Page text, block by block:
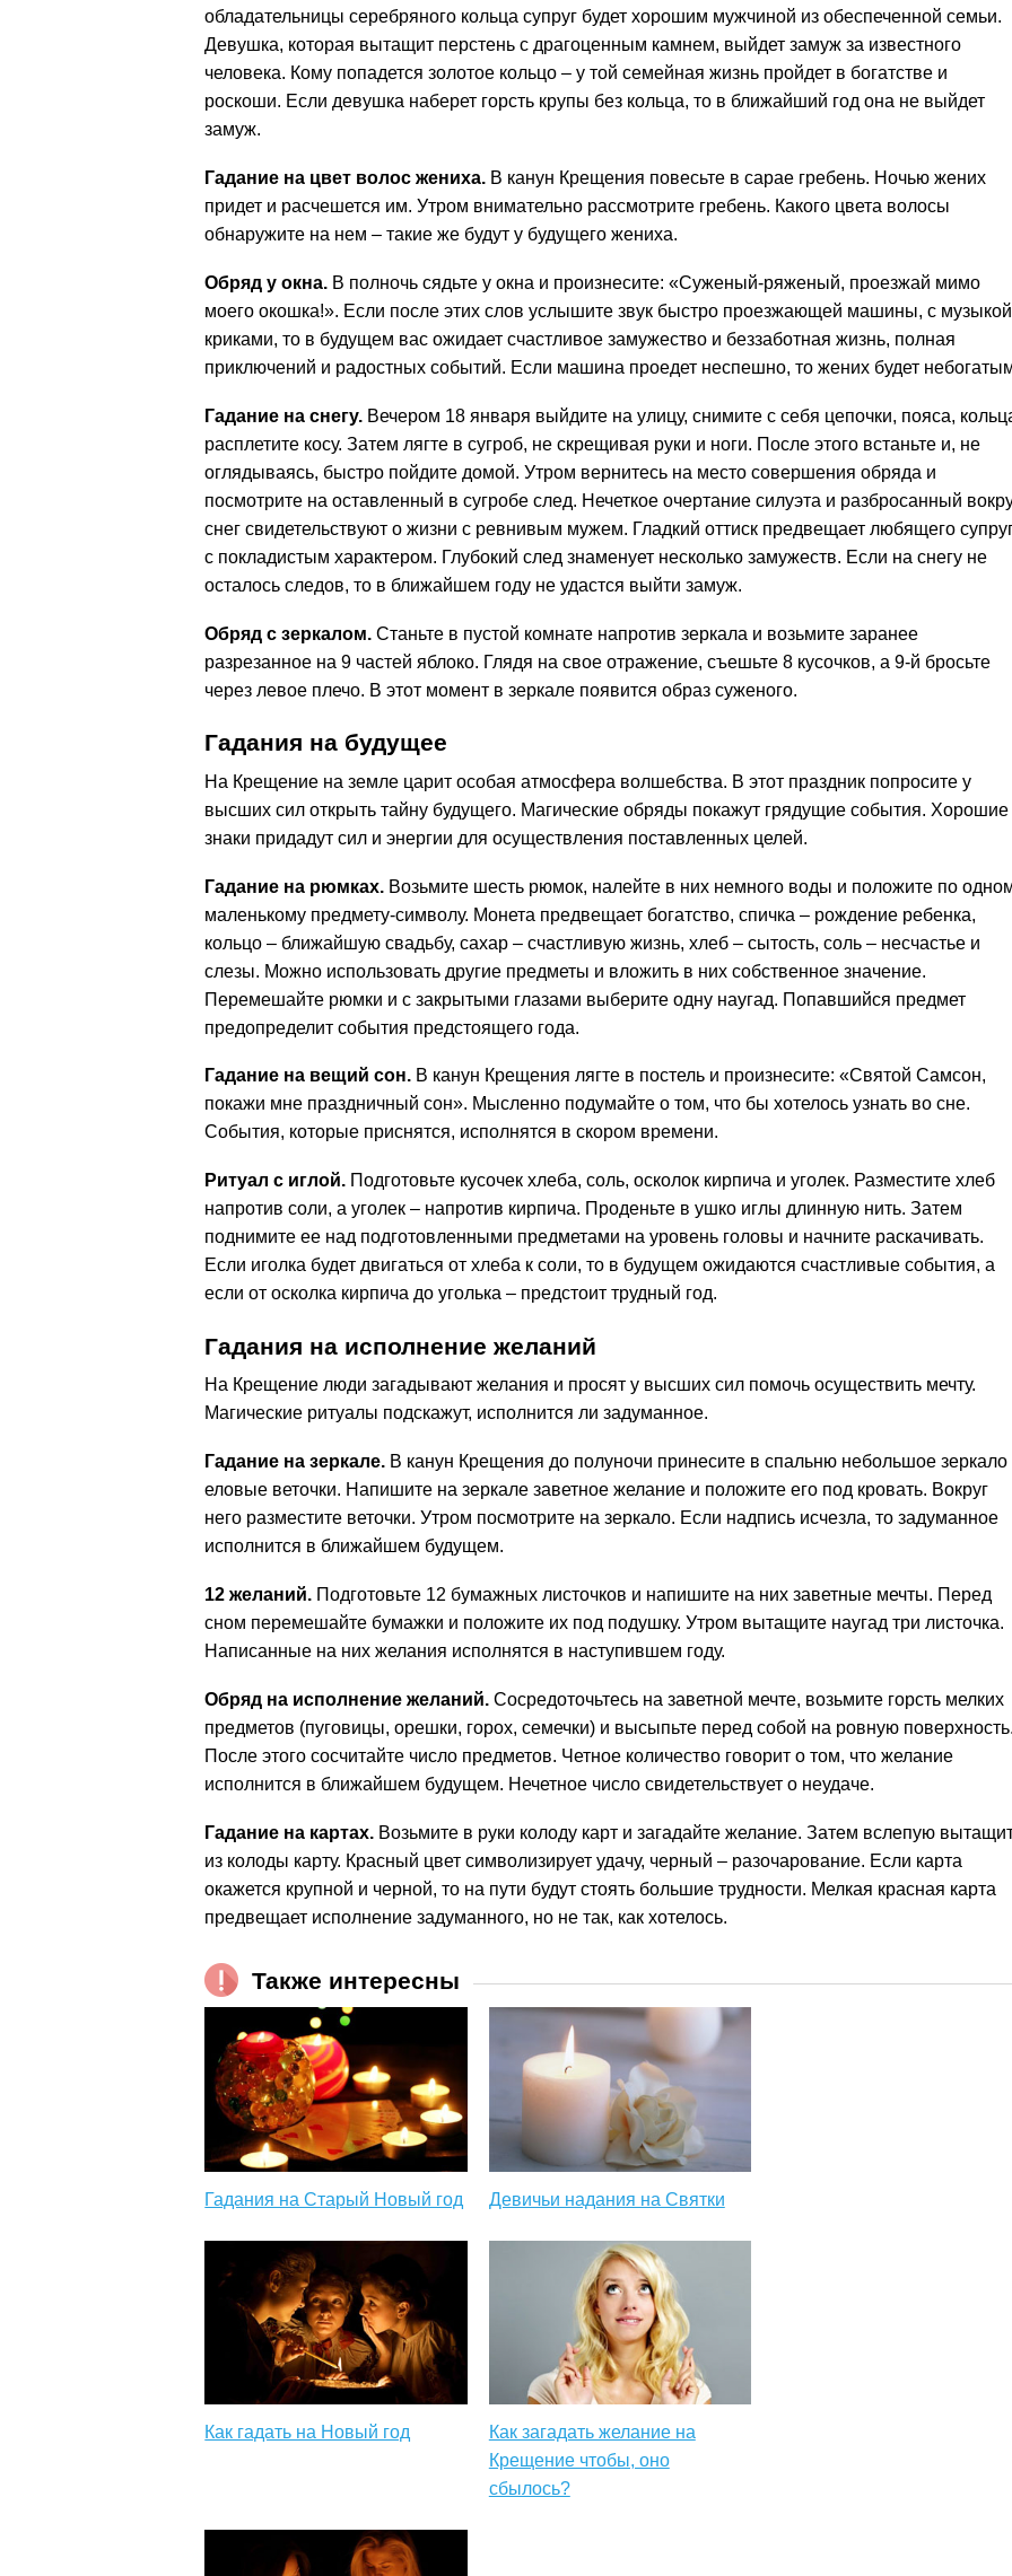
обладательницы серебряного кольца супруг будет хорошим мужчиной из обеспеченной семьи.
Девушка, которая вытащит перстень с драгоценным камнем, выйдет замуж за известного
человека. Кому попадется золотое кольцо – у той семейная жизнь пройдет в богатстве и
роскоши. Если девушка наберет горсть крупы без кольца, то в ближайший год она не выйдет
замуж.
Гадание на цвет волос жениха. В канун Крещения повесьте в сарае гребень. Ночью жених
придет и расчешется им. Утром внимательно рассмотрите гребень. Какого цвета волосы
обнаружите на нем – такие же будут у будущего жениха.
Обряд у окна. В полночь сядьте у окна и произнесите: «Суженый-ряженый, проезжай мимо
моего окошка!». Если после этих слов услышите звук быстро проезжающей машины, с
криками, то в будущем вас ожидает счастливое замужество и беззаботная жизнь, полная
приключений и радостных событий. Если машина проедет неспешно, то жених будет
Гадание на снегу. Вечером 18 января выйдите на улицу, снимите с себя цепочки, пояса,
расплетите косу. Затем лягте в сугроб, не скрещивая руки и ноги. После этого встаньте и, не
оглядываясь, быстро пойдите домой. Утром вернитесь на место совершения обряда и
посмотрите на оставленный в сугробе след. Нечеткое очертание силуэта и разбросанный
снег свидетельствуют о жизни с ревнивым мужем. Гладкий оттиск предвещает любящего
с покладистым характером. Глубокий след знаменует несколько замужеств. Если на снегу не
осталось следов, то в ближайшем году не удастся выйти замуж.
Обряд с зеркалом. Станьте в пустой комнате напротив зеркала и возьмите заранее
разрезанное на 9 частей яблоко. Глядя на свое отражение, съешьте 8 кусочков, а 9-й бросьте
через левое плечо. В этот момент в зеркале появится образ суженого.
Гадания на будущее
На Крещение на земле царит особая атмосфера волшебства. В этот праздник попросите у
высших сил открыть тайну будущего. Магические обряды покажут грядущие события. Хорошие
знаки придадут сил и энергии для осуществления поставленных целей.
Гадание на рюмках. Возьмите шесть рюмок, налейте в них немного воды и положите по
маленькому предмету-символу. Монета предвещает богатство, спичка – рождение ребенка,
кольцо – ближайшую свадьбу, сахар – счастливую жизнь, хлеб – сытость, соль – несчастье и
слезы. Можно использовать другие предметы и вложить в них собственное значение.
Перемешайте рюмки и с закрытыми глазами выберите одну наугад. Попавшийся предмет
предопределит события предстоящего года.
Гадание на вещий сон. В канун Крещения лягте в постель и произнесите: «Святой Самсон,
покажи мне праздничный сон». Мысленно подумайте о том, что бы хотелось узнать во сне.
События, которые приснятся, исполнятся в скором времени.
Ритуал с иглой. Подготовьте кусочек хлеба, соль, осколок кирпича и уголек. Разместите хлеб
напротив соли, а уголек – напротив кирпича. Проденьте в ушко иглы длинную нить. Затем
поднимите ее над подготовленными предметами на уровень головы и начните раскачивать.
Если иголка будет двигаться от хлеба к соли, то в будущем ожидаются счастливые события, а
если от осколка кирпича до уголька – предстоит трудный год.
Гадания на исполнение желаний
На Крещение люди загадывают желания и просят у высших сил помочь осуществить мечту.
Магические ритуалы подскажут, исполнится ли задуманное.
Гадание на зеркале. В канун Крещения до полуночи принесите в спальню небольшое зеркало
еловые веточки. Напишите на зеркале заветное желание и положите его под кровать. Вокруг
него разместите веточки. Утром посмотрите на зеркало. Если надпись исчезла, то задуманное
исполнится в ближайшем будущем.
12 желаний. Подготовьте 12 бумажных листочков и напишите на них заветные мечты. Перед
сном перемешайте бумажки и положите их под подушку. Утром вытащите наугад три листочка.
Написанные на них желания исполнятся в наступившем году.
Обряд на исполнение желаний. Сосредоточьтесь на заветной мечте, возьмите горсть мелких
предметов (пуговицы, орешки, горох, семечки) и высыпьте перед собой на ровную
После этого сосчитайте число предметов. Четное количество говорит о том, что желание
исполнится в ближайшем будущем. Нечетное число свидетельствует о неудаче.
Гадание на картах. Возьмите в руки колоду карт и загадайте желание. Затем вслепую
из колоды карту. Красный цвет символизирует удачу, черный – разочарование. Если карта
окажется крупной и черной, то на пути будут стоять большие трудности. Мелкая красная карта
предвещает исполнение задуманного, но не так, как хотелось.
Также интересны
Гадания на Старый Новый год Девичьи надания на Святки
Как гадать на Новый год
Как загадать желание на
Крещение чтобы, оно
сбылось?